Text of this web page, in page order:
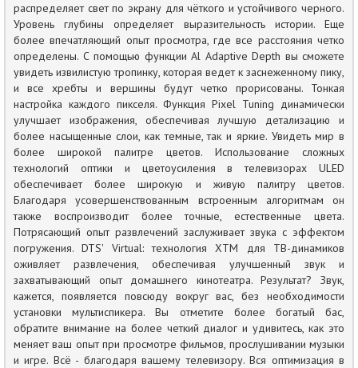
распределяет свет по экрану для чёткого и устойчивого черного.
Уровень глубины определяет выразительность истории. Еще
более впечатляющий опыт просмотра, где все расстояния четко
определены. С помощью функции Al Adaptive Depth вы сможете
увидеть извилистую тропинку, которая ведет к заснеженному пику,
и все хребты и вершины будут четко прорисованы. Тонкая
настройка каждого пикселя. Функция Pixel Tuning динамически
улучшает изображения, обеспечивая лучшую детализацию и
более насыщенные слои, как темные, так и яркие. Увидеть мир в
более широкой палитре цветов. Использование сложных
технологий оптики и цветоусиления в телевизорах ULED
обеспечивает более широкую и живую палитру цветов.
Благодаря усовершенствованным встроенным алгоритмам он
также воспроизводит более точные, естественные цвета.
Потрясающий опыт развлечений заслуживает звука с эффектом
погружения. DTS' Virtual: технология XTM для ТВ-динамиков
оживляет развлечения, обеспечивая улучшенный звук и
захватывающий опыт домашнего кинотеатра. Результат? Звук,
кажется, появляется повсюду вокруг вас, без необходимости
установки мультиспикера. Вы отметите более богатый бас,
обратите внимание на более четкий диалог и удивитесь, как это
меняет ваш опыт при просмотре фильмов, прослушивании музыки
и игре. Всё - благодаря вашему телевизору. Вся оптимизация в